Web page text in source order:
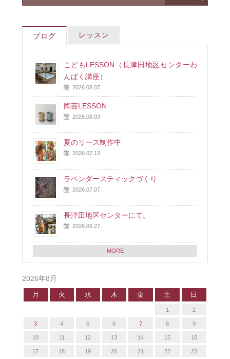
ブログ レッスン
こどもLESSON（長津田地区センターわ
んぱく講座）
2026.08.07
陶芸LESSON
2026.08.03
夏のリース制作中
2026.07.13
ラベンダースティックづくり
2026.07.07
長津田地区センターにて。
2026.06.27
MORE
2026年8月
月 火 水 木 金 土 日
1 2
3 4 5 6 7 8 9
10 11 12 13 14 15 16
17 18 19 20 21 22 23